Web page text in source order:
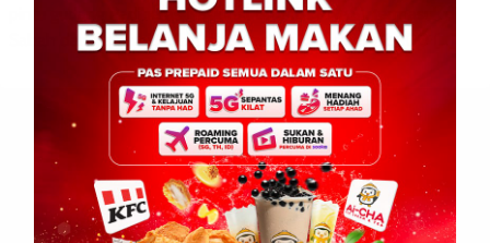
pintu gudang Padiberas Nasional Bhd (BERNAS), termasuk di
Sabah dan Sarawak, telah diselaraskan kepada RM2,600 […]
Leave a Reply
Your email address will not be published. Required fields are
marked*